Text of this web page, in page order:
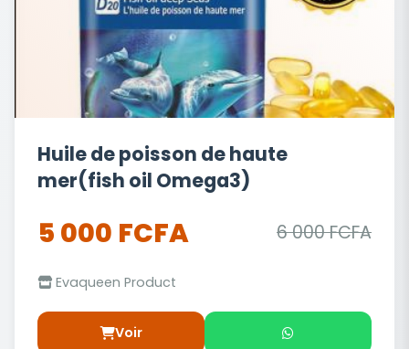
Huile de poisson de haute
mer(fish oil Omega3)
5 000 FCFA 6 000 FCFA
Evaqueen Product
Voir